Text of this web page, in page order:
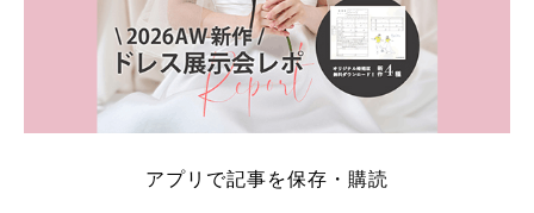
アプリで記事を保存・購読